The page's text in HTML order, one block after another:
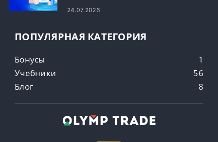
24.07.2026
ПОПУЛЯРНАЯ КАТЕГОРИЯ
Бонусы
1
Учебники
56
Блог
8